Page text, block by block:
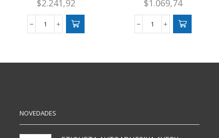
$2.241,92
CINTA
C/RACIONADOR
$1.069,74
CINTA
12X60
NOVEDADES